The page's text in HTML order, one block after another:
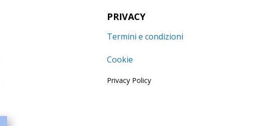
PRIVACY
Termini e condizioni
Cookie
Privacy Policy